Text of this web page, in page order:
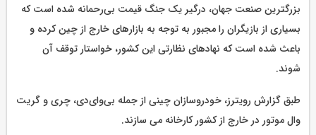
بزرگترین صنعت جهان، درگیر یک جنگ قیمت بی‌رحمانه شده است که
بسیاری از بازیگران را مجبور به توجه به بازارهای خارج از چین کرده و
باعث شده است که نهادهای نظارتی این کشور، خواستار توقف آن
شوند.
طبق گزارش رویترز، خودروسازان چینی از جمله بی‌وای‌دی، چری و گریت
وال موتور در خارج از کشور کارخانه می سازند.